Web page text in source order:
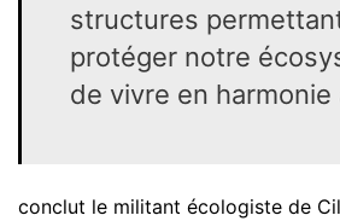
structures
protéger notre
de vivre en harmonie
conclut le militant écologiste de